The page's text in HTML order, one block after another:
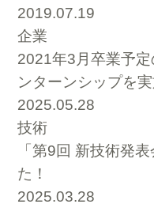
2019.07.19
企業
2021年3月卒業予
ンターンシップを
2025.05.28
技術
「第9回 新技術発
た！
2025.03.28